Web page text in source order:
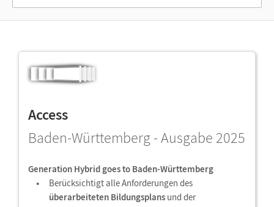
Access
Baden-Württemberg - Ausgabe 2025
Generation Hybrid goes to Baden-Württemberg
Berücksichtigt alle Anforderungen des
überarbeiteten Bildungsplans und der